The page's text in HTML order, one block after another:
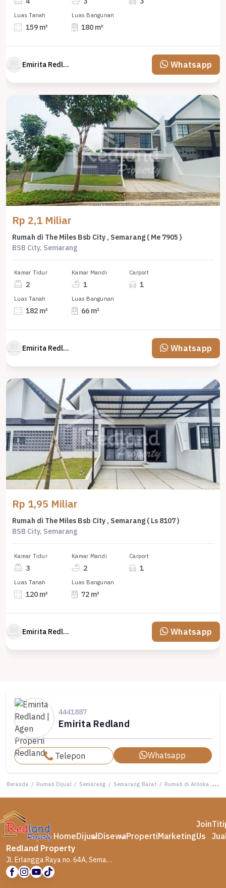
Luas Tanah
159 m²
Luas Bangunan
180 m²
Emirita Redland Whatsapp
Rp 2,1 Miliar
Rumah di The Miles Bsb City , Semarang ( Me 7905 )
BSB City, Semarang
Kamar Tidur
2
Kamar Mandi
1
Carport
1
Luas Tanah
182 m²
Luas Bangunan
66 m²
Emirita Redland Whatsapp
Rp 1,95 Miliar
Rumah di The Miles Bsb City , Semarang ( Ls 8107 )
BSB City, Semarang
Kamar Tidur
3
Kamar Mandi
2
Carport
1
Luas Tanah
120 m²
Luas Bangunan
72 m²
Emirita Redland Whatsapp
4441887
Emirita Redland
Telepon Whatsapp
Beranda / Rumah Dijual / Semarang / Semarang Barat / Rumah di Ariloka , Semarang Ln 7026
HomeDijualDisewaPropertiMarketing
Join
Us
Redland Property
Jl. Erlangga Raya no. 64A, Semarang